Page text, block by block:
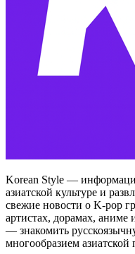
Korean Style —
азиатской культуре и
свежие новости о K-pop
артистах, дорамах,
— знакомить
многообразием азиатской